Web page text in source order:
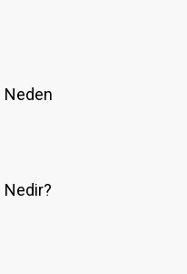
Neden
Nedir?